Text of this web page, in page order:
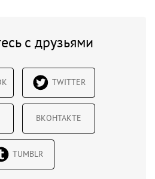
с друзьями
TWITTER
ВКОНТАКТЕ
TUMBLR